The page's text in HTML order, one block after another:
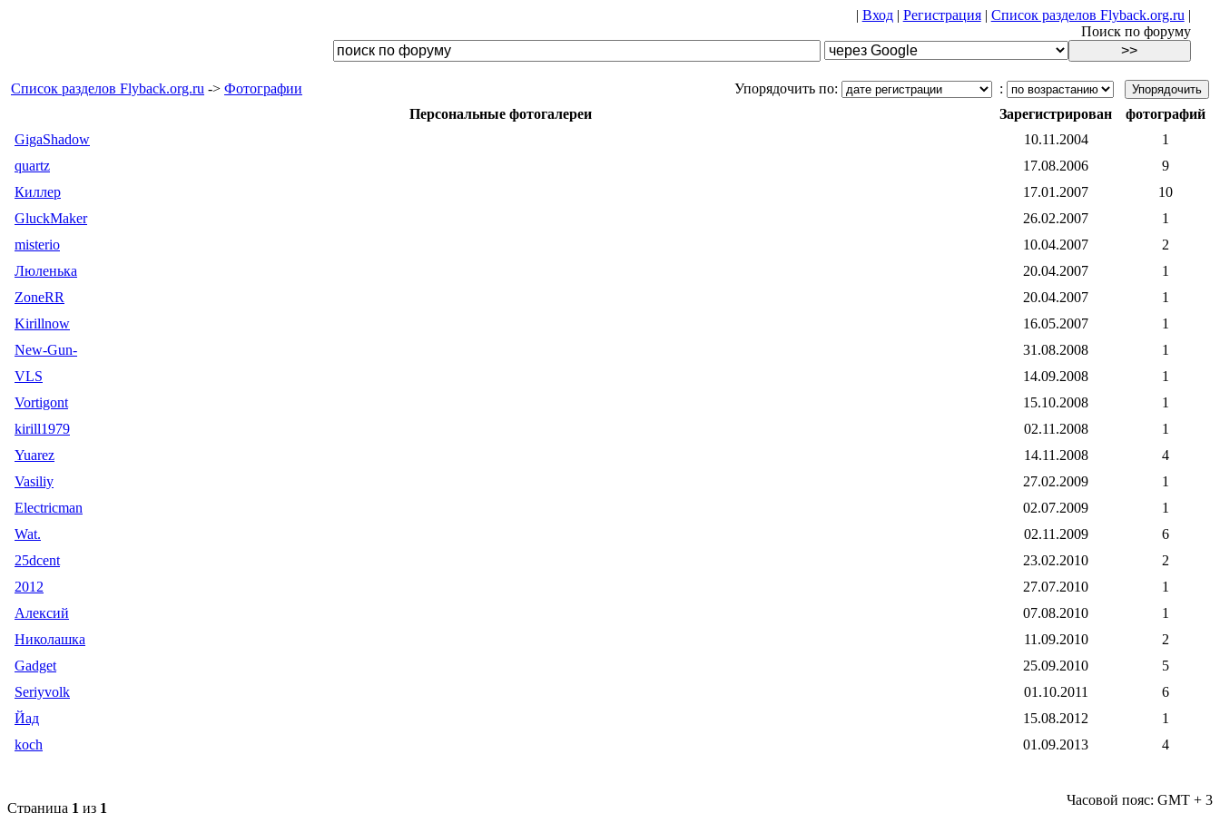
| Вход| Регистрация| Список разделов Flyback.org.ru |
Поиск по форуму
Список разделов Flyback.org.ru -> Фотографии Упорядочить по:
:
Персональные фотогалереи
Зарегистрирован
фотографий
GigaShadow
10.11.2004
1
quartz
17.08.2006
9
Киллер
17.01.2007
10
GluckMaker
26.02.2007
1
misterio
10.04.2007
2
Люленька
20.04.2007
1
ZoneRR
20.04.2007
1
Kirillnow
16.05.2007
1
New-Gun-
31.08.2008
1
VLS
14.09.2008
1
Vortigont
15.10.2008
1
kirill1979
02.11.2008
1
Yuarez
14.11.2008
4
Vasiliy
27.02.2009
1
Electricman
02.07.2009
1
Wat.
02.11.2009
6
25dcent
23.02.2010
2
2012
27.07.2010
1
Алексий
07.08.2010
1
Николашка
11.09.2010
2
Gadget
25.09.2010
5
Seriyvolk
01.10.2011
6
Йад
15.08.2012
1
koch
01.09.2013 4
Страница 1 из 1
Часовой пояс: GMT + 3